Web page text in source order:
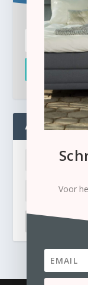
ADMIN
Ik
Voor